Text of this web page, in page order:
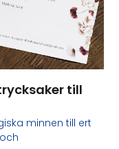
till
minnen till ert